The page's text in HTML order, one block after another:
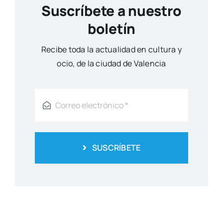
Suscríbete a nuestro
boletín
Reci­be toda la actua­li­dad en cul­tu­ra y
ocio, de la ciu­dad de Valen­cia
SUSCRÍBETE